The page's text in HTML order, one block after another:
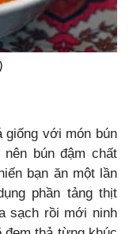
giống với món bún
bún đậm chất
bạn ăn một lần
phần tảng thịt
sạch rồi mới ninh